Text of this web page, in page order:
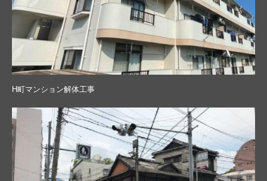
H町マンション解体工事